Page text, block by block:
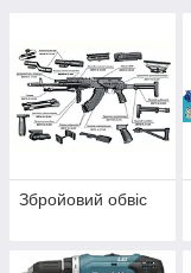
Збройовий обвіс